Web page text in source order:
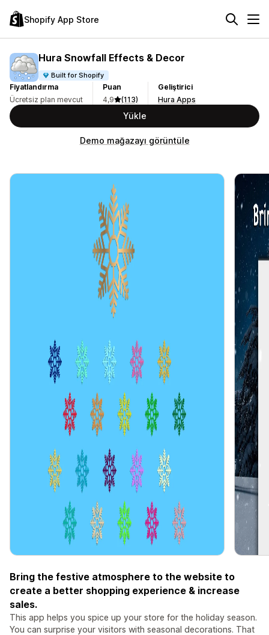
Shopify App Store
Hura Snowfall Effects & Decor
Built for Shopify
Fiyatlandırma
Ücretsiz plan mevcut
Puan
4,9
(113)
Geliştirici
Hura Apps
Yükle
Demo mağazayı görüntüle
Bring the festive atmosphere to the website to
create a better shopping experience & increase
sales.
This app helps you spice up your store for the holiday season.
You can surprise your visitors with seasonal decorations. That